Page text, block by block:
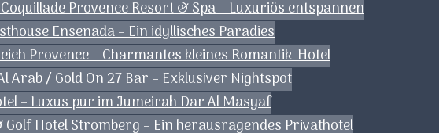
Provence Resort & Spa – Luxuriös entspannen
Ensenada – Ein idyllisches Paradies
Provence – Charmantes kleines Romantik-Hotel
Arab / Gold On 27 Bar – Exklusiver Nightspot
– Luxus pur im Jumeirah Dar Al Masyaf
Golf Hotel Stromberg – Ein herausragendes Privathotel